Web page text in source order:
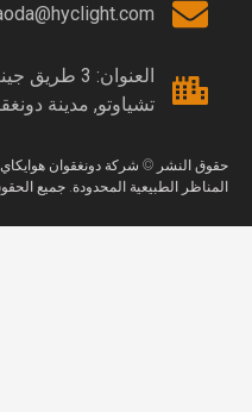
gaoda@hyclight.com
العنوان: 3 طريق
تشياوتو, مدينة
النشر © شركة دونغقوان هوايكاي
الطبيعية المحدودة. جميع الحقوق